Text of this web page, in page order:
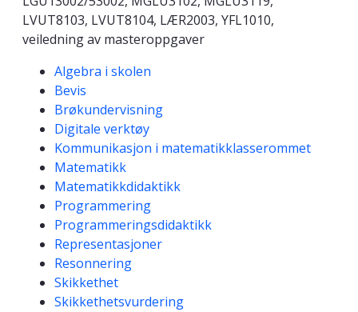
LVUT8103, LVUT8104, LÆR2003, YFL1010,
veiledning av masteroppgaver
Kompetanseord
Algebra i skolen
Bevis
Brøkundervisning
Digitale verktøy
Kommunikasjon i matematikklasserommet
Matematikk
Matematikkdidaktikk
Programmering
Programmeringsdidaktikk
Representasjoner
Resonnering
Skikkethet
Skikkethetsvurdering